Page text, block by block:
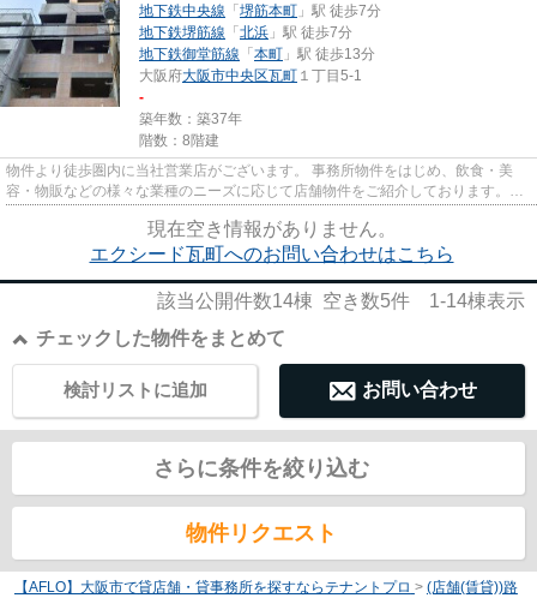
地下鉄中央線 「堺筋本町 」駅 徒歩7分
地下鉄堺筋線 「北浜 」駅 徒歩7分
地下鉄御堂筋線 「本町 」駅 徒歩13分
大阪府大阪市中央区瓦町 １丁目5-1
-
築年数：築37年
階数：8階建
物件より徒歩圏内に当社営業店がございます。 事務所物件をはじめ、飲食・美
容・物販などの様々な業種のニーズに応じて店舗物件をご紹介しております。
尚、弊社ではおとり広告は一切...
現在空き情報がありません。
エクシード瓦町へのお問い合わせはこちら
該当公開件数14棟 空き数5件 1-14棟表示
チェックした物件をまとめて
お問い合わせ
検討リストに追加
さらに条件を絞り込む
物件リクエスト
【AFLO】大阪市で貸店舗・貸事務所を探すならテナントプロ > (店舗(賃貸))路